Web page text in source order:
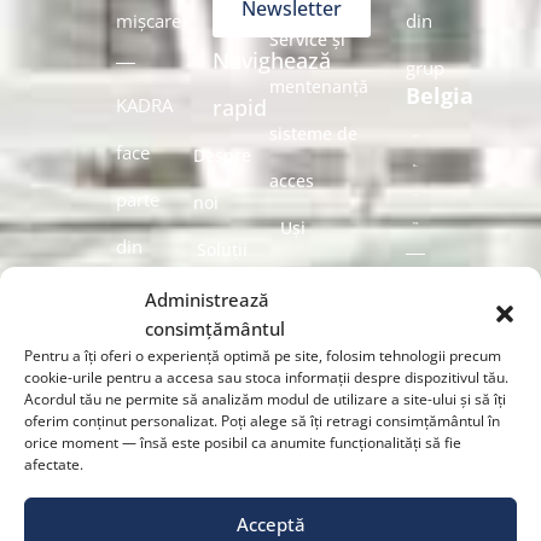
Administrează
consimțământul
Pentru a îți oferi o experiență optimă pe site, folosim tehnologii precum
cookie-urile pentru a accesa sau stoca informații despre dispozitivul tău.
Acordul tău ne permite să analizăm modul de utilizare a site-ului și să îți
oferim conținut personalizat. Poți alege să îți retragi consimțământul în
orice moment — însă este posibil ca anumite funcționalități să fie
afectate.
Acceptă
mișcare
KADRA
face
parte
din
Group
Urmărește-
ne
Newsletter
Navighează
rapid
Despre
noi
Industrii
Produse
Service și
mentenanță
Service și
mentenanță
sisteme de
acces
Uși
pietonale
Uși
automate
din
grup
Belgia
România